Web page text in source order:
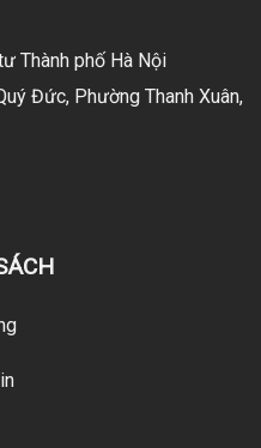
Thành phố Hà Nội
Đức, Phường Thanh Xuân,